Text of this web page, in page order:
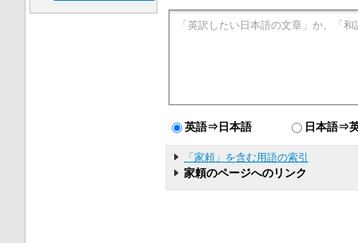
英語⇒日本語 日本語⇒
「家頼」を含む用語の索引
家頼のページへのリンク